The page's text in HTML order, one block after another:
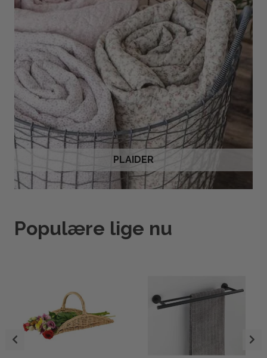
PLAIDER
Populære lige nu